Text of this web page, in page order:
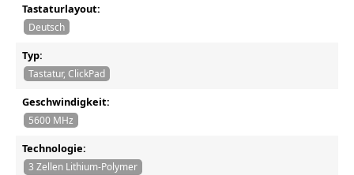
Tastaturlayout:
Deutsch
Typ:
Tastatur, ClickPad
Geschwindigkeit:
5600 MHz
Technologie:
3 Zellen Lithium-Polymer